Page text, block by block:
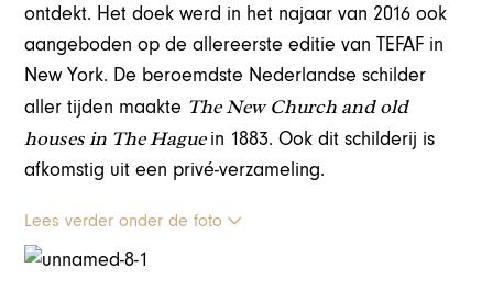
ontdekt. Het doek werd in het najaar van 2016 ook
aangeboden op de allereerste editie van TEFAF in
New York. De beroemdste Nederlandse schilder
aller tijden maakte The New Church and old
houses in The Haguein 1883. Ook dit schilderij is
afkomstig uit een privé-verzameling.
Lees verder onder de foto